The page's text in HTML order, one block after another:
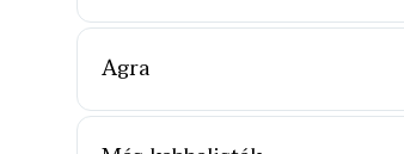
Agra